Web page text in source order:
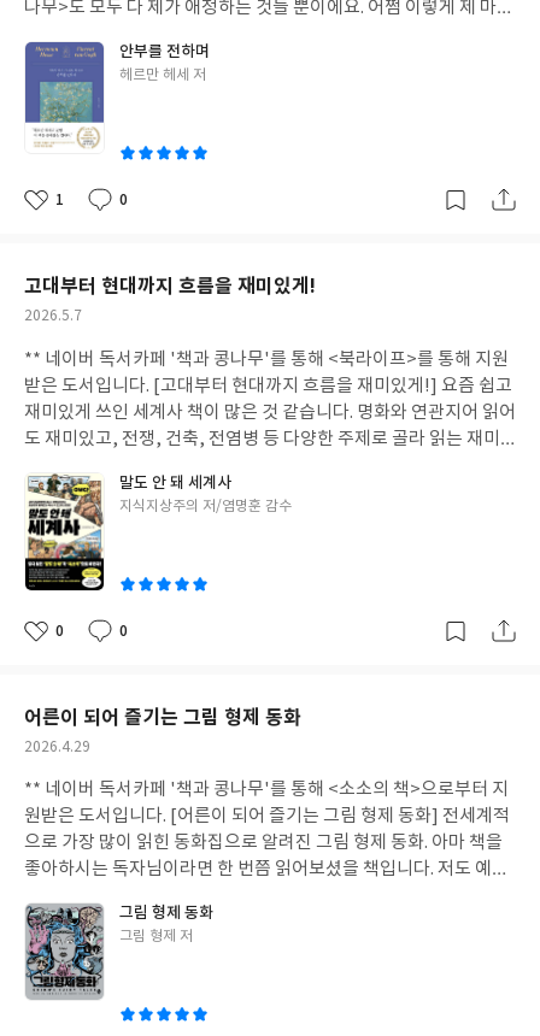
바랍니다.
생각이 들 정도였어요. 사실 저는 작품 초반부터 이유는 모르지만 위
화감을 느꼈는데, 위화감의 정체를 깨닫고 나서 작품에 붙은 '변사
한 대학생의 핸드폰'이라는 표지의 문구도 이해하게 되었습니다. 그
르나, 치넨 미키토의 작품치고는 살짝 아쉬운 느낌입니다. 얼마 전
[이메르의 거미]를 재미있게 읽고 난 뒤라, 약간 허술(?) 하다는 기
분이 들었습니다. 가볍게 기분 전환하기에는 적당한 이야기입니다.
나무>도 모두 다 제가 애정하는 것들 뿐이에요. 어쩜 이렇게 제 마음
표지만 쓰다듬어도 충분할 것 같은데, 심지어 헤르만 헤세의 작품들
이 실려 있다니 이게 대체 무슨 일인가요??!! 2027년 헤르만 헤세
탄생 150주년 기념으로 출간된 헤세와 고흐의 환상적인 콜라보레
이션입니다. [안부를 전하며]는 <세계문화전집>의 첫번째 시리즈
로 문학가와 예술가를 한 권 안에서 나란히 만날 수 있어요. 독일, 영
국, 프랑스, 네덜란드, 일본 등 해외의 유명 박물관과 미술관, 학회
리즈의 처음을 장식하는 두 사람은 한국인들이 ㄴ가장 사랑한다고
알려진 빈센트 반 고흐와 저의 영원한 선망의 대상인 헤르만 헤세입
니다. 지금까지 몰랐는데 두 사람 다 아버지가 신학자였고, 두 사람
다 정신병을 앓았다고 해요. 그리고 하나 더. 두 사람 모두 편지 교환
을 했다는 점입니다. 헤세가 전 세계 모든 계층, 모든 연령의 사람들
과 나눈, 현존하는 편지는 44,000 통에 달하며 이 편지들은 헤세를
작가이자 인간으로, 친구로 느끼게 해주었죠. 항상 상대방과 그 관
피어오릅니다. 그런 헤세가 ‘후기 유럽 예술에서 가장 강한 인간’ 이
라 지칭한 인물이 바로 고흐였다고 합니다. 두 사람이 생전 접촉한
적은 없지만 헤세가 고흐의 작품과 그의 인생에 깊은 관심을 기울였
다고 전해져요. 편지를 통해 세상을 향해 노크했던 헤세와 달리, 고
흐는 자신의 동생이자 후원자인 테오와 650통의 편지를 나누며 내
면의 혼돈을 이기지 못하고 결국 스스로를 파멸시키고 말았습니다.
예민한 감수성으로 문학사와 예술사에 큰 획을 그은 두 사람의 글,
부] 외에 세상에 처음 공개되는 글과 그림, 이 책을 읽을 때 들으면
좋은 클래식까지!! 최고의 만찬을 즐기실 수 있을 거예요!!
안부를 전하며
글
헤르만 헤세 저
좋
1
댓
0
작
고대부터 현대까지 흐름을 재미있게!
작
일
2026.5.7
** 네이버 독서카페 '책과 콩나무'를 통해 <북라이프>를 통해 지원
받은 도서입니다. [고대부터 현대까지 흐름을 재미있게!] 요즘 쉽고
재미있게 쓰인 세계사 책이 많은 것 같습니다. 명화와 연관지어 읽어
도 재미있고, 전쟁, 건축, 전염병 등 다양한 주제로 골라 읽는 재미
한 그림까지 첨부되어 있어 즐겁게 읽을 수 있었습니다. 고대 이집트
부터 제2차 세계대전까지 빠져들게 만드는 역사 속 23가지 명장면!
어떤 장면들이 있을지 한 번 보실까요? 19세기 독일 귀족 사회에서
는 결투가 매우 중요했다고 합니다. 제가 생각하기에 결투는 그저 칼
을 들고 난동을 부리는 것에 지나지 않는데 그 당시에는 '사회적 인
증 시스템'이었대요. 결투에서 얻은 얼굴의 상처는 단순한 흉터가
케이! 결투 흉터로 자신과 가족을 지킬 수 있는 용기와 자제력을 판
단했다니 그 시대 남자들도 참으로 힘들었을 것 같아요. 14세기 중
세 유럽 사회에서는 '신의 심판'으로 받아들여졌다고 합니다. 말 그
대로 판결을 신의 심판에 맡기는 것이죠. 그러던 것이 근세에 접어들
어 사회와 종교에 많은 변화가 일어나면서 교회는 결투를 미신으로
규탄하고 국가 또한 법적 질서 안에서 통제하려고 했어요. 이렇게 공
식적으로 금지되었지만 사교계에서는 명예를 지키기 위한 개인 결
검술학원까지 생겼다니 저는 잘 모르겠습니다. 목숨을 걸고 하는 결
투라. 상상만 해도 너무 무서워요. 왜 그렇게 싸워야만 했던 걸까요?
전쟁은 참혹한 결과를 불러오지만 어떤 부분에는 긍정적인 영향도
미치는 것 같습니다. 제1, 2차 세계대전으로 남성들이 전쟁터로 떠
나면서 그 빈자리를 채운 인력은 바로 여성이었어요. 역사 속에서 중
말도 안 돼 세계사
글
지식지상주의 저/염명훈 감수
좋
0
댓
0
작
어른이 되어 즐기는 그림 형제 동화
작
일
2026.4.29
** 네이버 독서카페 '책과 콩나무'를 통해 <소소의 책>으로부터 지
원받은 도서입니다. [어른이 되어 즐기는 그림 형제 동화] 전세계적
으로 가장 많이 읽힌 동화집으로 알려진 그림 형제 동화. 아마 책을
좋아하시는 독자님이라면 한 번쯤 읽어보셨을 책입니다. 저도 예전
시 만나게 되었어요. 프랑스의 일러스트레이터인 얀 르장드르의 작
업이 인상적인 이 책은, 그림 형제 동화가 단순히 꿈과 희망을 이야
기하는 것만은 아니라는 것을 대변해주는 것 같아요. 어린이가 아닌
성인을 위한 그림 형제 동화라는 느낌일까요. <신데렐라> 이야기는
너무 유명하죠. 새 어머니와 의붓 언니가 등장하는 등 기본적인 구조
그림 형제 동화
글
그림 형제 저